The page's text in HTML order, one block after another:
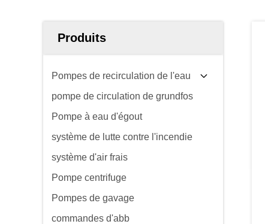
Produits
Pompes de recirculation de l'eau
pompe de circulation de grundfos
Pompe à eau d'égout
système de lutte contre l'incendie
système d'air frais
Pompe centrifuge
Pompes de gavage
commandes d'abb